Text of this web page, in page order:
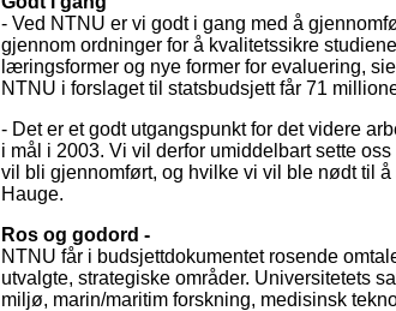
- Ved NTNU er vi godt i gang med å
gjennom ordninger for å kvalitetssikre
læringsformer og nye former for evaluering,
NTNU i forslaget til statsbudsjett får 71
- Det er et godt utgangspunkt for det videre
i mål i 2003. Vi vil derfor umiddelbart sette
vil bli gjennomført, og hvilke vi vil ble nødt til
Hauge.
Ros og godord -
NTNU får i budsjettdokumentet rosende
utvalgte, strategiske områder. Universitetets
miljø, marin/maritim forskning, medisinsk